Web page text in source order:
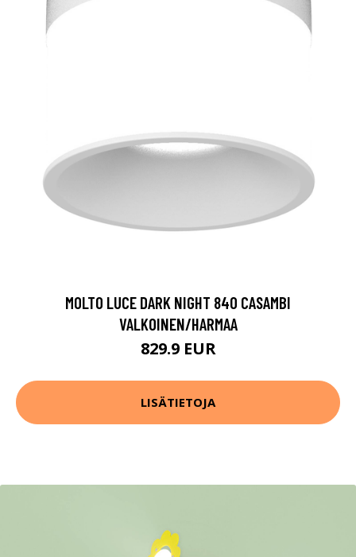
MOLTO LUCE DARK NIGHT 840 CASAMBI
VALKOINEN/HARMAA
829.9 EUR
LISÄTIETOJA